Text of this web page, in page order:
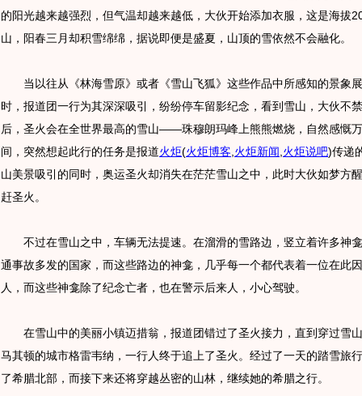
的阳光越来越强烈，但气温却越来越低，大伙开始添加衣服，这是海拔
山，阳春三月却积雪绵绵，据说即便是盛夏，山顶的雪依然不会融化。
当以往从《林海雪原》或者《雪山飞狐》这些作品中所感知的景象
时，报道团一行为其深深吸引，纷纷停车留影纪念，看到雪山，大伙不
后，圣火会在全世界最高的雪山——珠穆朗玛峰上熊熊燃烧，自然感慨
间，突然想起此行的任务是报道火炬(火炬博客 火炬新闻 火炬说吧)传递
山美景吸引的同时，奥运圣火却消失在茫茫雪山之中，此时大伙如梦方
赶圣火。
不过在雪山之中，车辆无法提速。在溜滑的雪路边，竖立着许多神
通事故多发的国家，而这些路边的神龛，几乎每一个都代表着一位在此
人，而这些神龛除了纪念亡者，也在警示后来人，小心驾驶。
在雪山中的美丽小镇迈措翁，报道团错过了圣火接力，直到穿过雪
马其顿的城市格雷韦纳，一行人终于追上了圣火。经过了一天的踏雪旅
了希腊北部，而接下来还将穿越丛密的山林，继续她的希腊之行。